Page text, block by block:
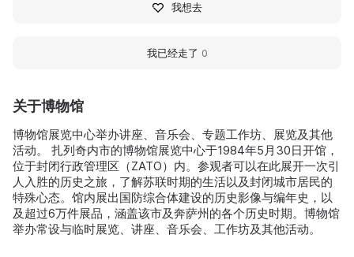
关于博物馆
博物馆展览中心举办讲座、音乐会、专题工作坊、展览及其他
活动。 扎列奇内市的博物馆展览中心于1984年5月30日开馆，
位于封闭行政管理区（ZATO）内。参观者可以在此展开一次引
人入胜的历史之旅，了解苏联时期的生活以及封闭城市居民的
特殊心态。馆内展出国防综合体建设的历史影像与编年史，以
及超过6万件展品，涵盖该市及奔萨州的各个历史时期。博物馆
举办常设与临时展览、讲座、音乐会、工作坊及其他活动。
我想去
我已经走了 0